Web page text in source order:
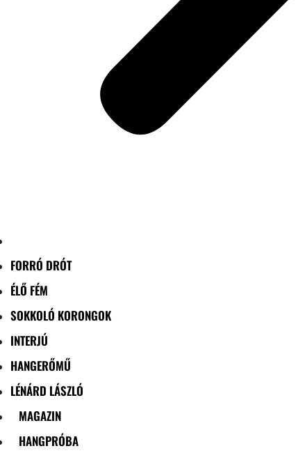
FORRÓ DRÓT
ÉLŐ FÉM
SOKKOLÓ KORONGOK
INTERJÚ
HANGERŐMŰ
LÉNÁRD LÁSZLÓ
MAGAZIN
HANGPRÓBA